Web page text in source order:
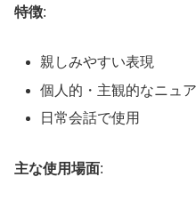
特徴:
親しみやすい表現
個人的・主観的なニュ
日常会話で使用
主な使用場面: